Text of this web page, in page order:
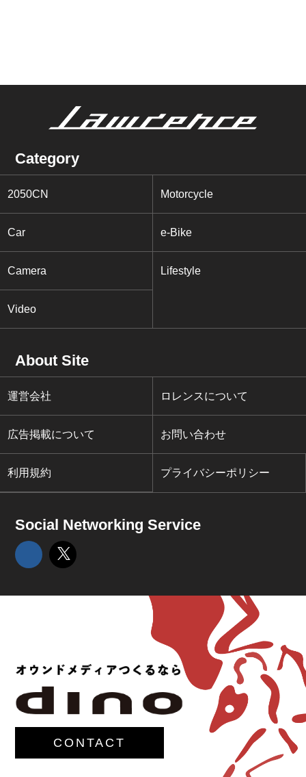
Category
2050CN Motorcycle
Car e-Bike
Camera Lifestyle
Video
About Site
運営会社 ロレンスについて
広告掲載について お問い合わせ
利用規約 プライバシーポリシー
Social Networking Service
CONTACT